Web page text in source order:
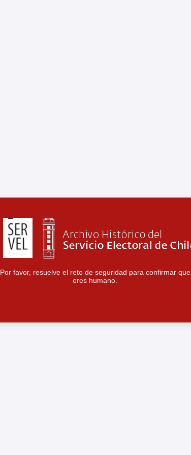
Por favor, resuelve el reto de seguridad para confirmar que
eres humano.